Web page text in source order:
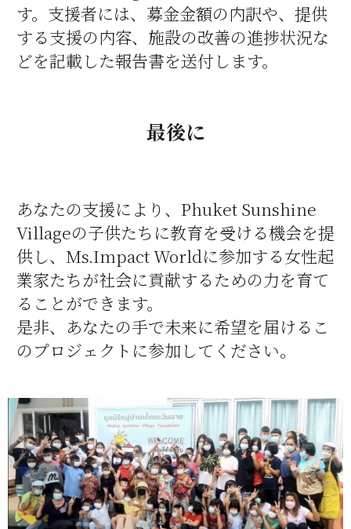
す。支援者には、募金金額の内訳や、提供
する支援の内容、施設の改善の進捗状況な
どを記載した報告書を送付します。
最後に
あなたの支援により、Phuket Sunshine
Villageの子供たちに教育を受ける機会を提
供し、Ms.Impact Worldに参加する女性起
業家たちが社会に貢献するための力を育て
ることができます。
是非、あなたの手で未来に希望を届けるこ
のプロジェクトに参加してください。